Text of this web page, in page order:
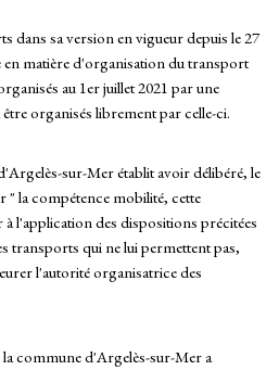
dans sa version en vigueur depuis le 27
en matière d'organisation du transport
au 1er juillet 2021 par une
organisés librement par celle-ci.
sur-Mer établit avoir délibéré, le
" la compétence mobilité, cette
l'application des dispositions précitées
transports qui ne lui permettent pas,
l'autorité organisatrice des
commune d'Argelès-sur-Mer a